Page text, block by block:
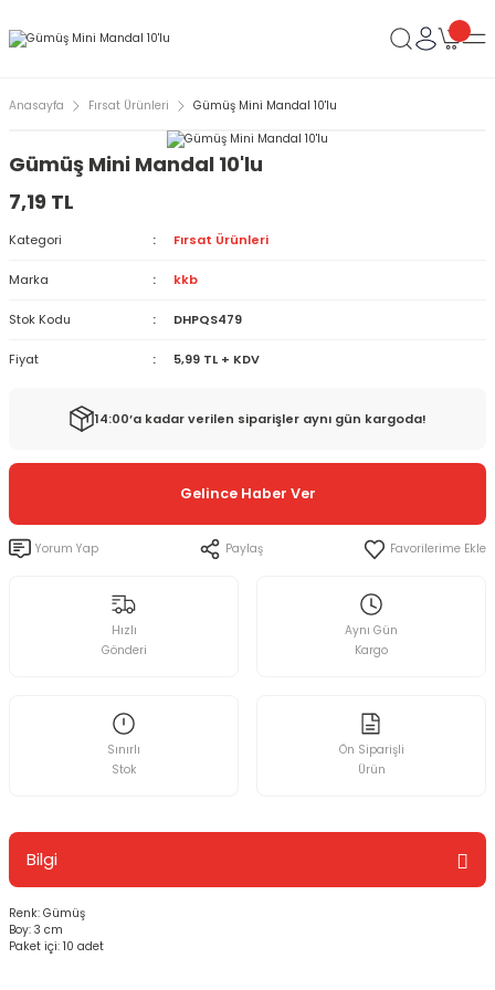
Anasayfa Fırsat Ürünleri Gümüş Mini Mandal 10'lu
Gümüş Mini Mandal 10'lu
7,19 TL
Kategori Fırsat Ürünleri
Marka kkb
Stok Kodu DHPQS479
Fiyat 5,99 TL + KDV
14:00’a kadar verilen siparişler aynı gün kargoda!
Gelince Haber Ver
Yorum Yap Paylaş
Hızlı
Gönderi
Aynı Gün
Kargo
Sınırlı
Stok
Ön Siparişli
Ürün
Bilgi
Renk: Gümüş
Boy: 3 cm
Paket içi: 10 adet